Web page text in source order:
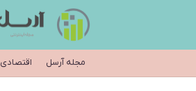
مجله آرسل اقتصادی